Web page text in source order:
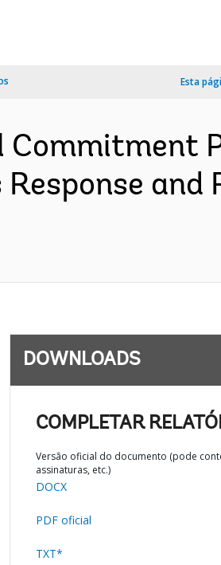
Esta
and
DOWNLOADS
COMPLETAR
Versão oficial do documento (pode
assinaturas, etc.)
DOCX
PDF oficial
TXT*